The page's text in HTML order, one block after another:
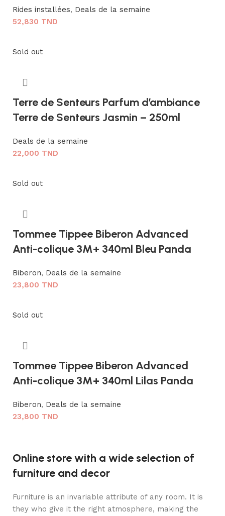
Rides installées, Deals de la semaine
52,830 TND
Sold out
Terre de Senteurs Parfum d’ambiance
Terre de Senteurs Jasmin – 250ml
Deals de la semaine
22,000 TND
Sold out
Tommee Tippee Biberon Advanced
Anti-colique 3M+ 340ml Bleu Panda
Biberon, Deals de la semaine
23,800 TND
Sold out
Tommee Tippee Biberon Advanced
Anti-colique 3M+ 340ml Lilas Panda
Biberon, Deals de la semaine
23,800 TND
Online store with a wide selection of
furniture and decor
Furniture is an invariable attribute of any room. It is
they who give it the right atmosphere, making the